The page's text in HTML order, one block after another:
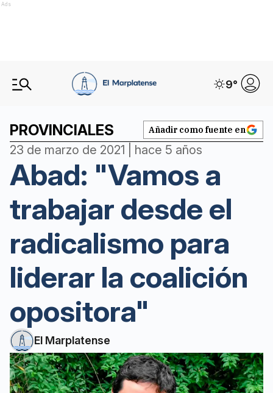
Ads
9°
PROVINCIALES Añadir como fuente en
23 de marzo de 2021 | hace 5 años
Abad: "Vamos a
trabajar desde el
radicalismo para
liderar la coalición
opositora"
El Marplatense